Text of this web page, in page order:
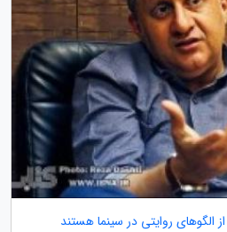
الگوهای روایتی در سینما هستند